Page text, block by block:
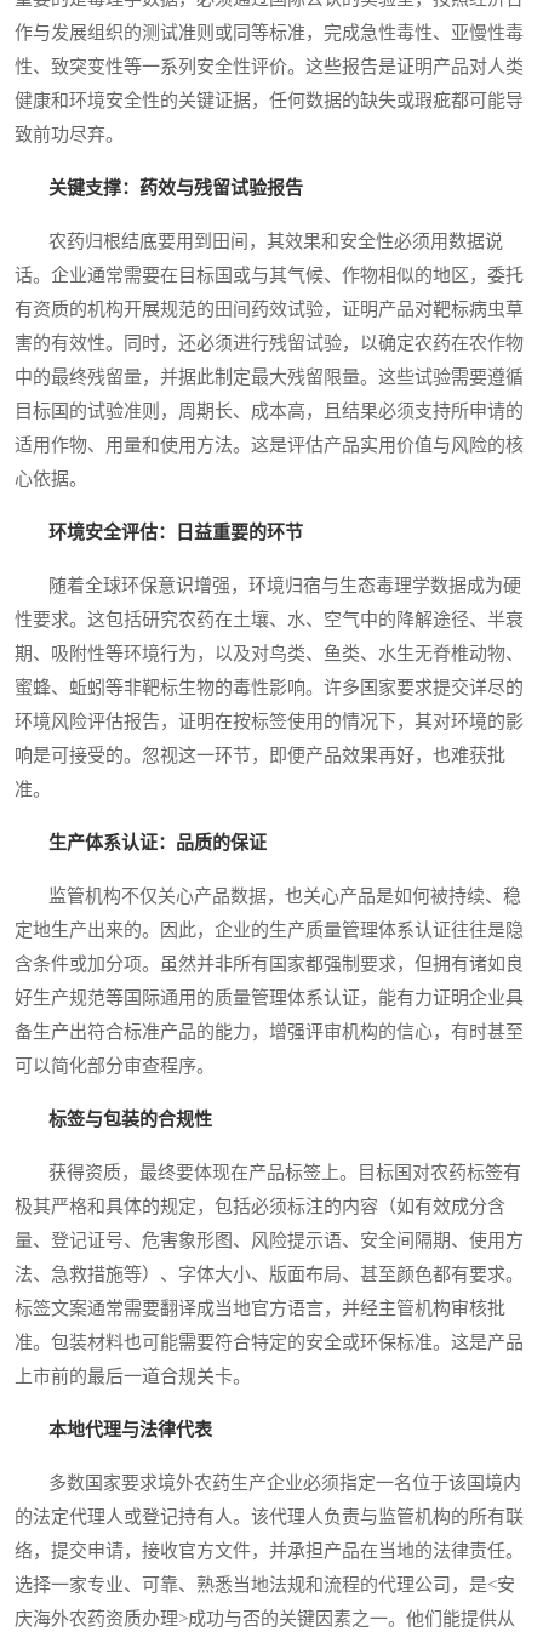
作与发展组织的测试准则或同等标准，完成急性毒性、亚慢性毒
性、致突变性等一系列安全性评价。这些报告是证明产品对人类
健康和环境安全性的关键证据，任何数据的缺失或瑕疵都可能导
致前功尽弃。
关键支撑：药效与残留试验报告
农药归根结底要用到田间，其效果和安全性必须用数据说
话。企业通常需要在目标国或与其气候、作物相似的地区，委托
有资质的机构开展规范的田间药效试验，证明产品对靶标病虫草
害的有效性。同时，还必须进行残留试验，以确定农药在农作物
中的最终残留量，并据此制定最大残留限量。这些试验需要遵循
目标国的试验准则，周期长、成本高，且结果必须支持所申请的
适用作物、用量和使用方法。这是评估产品实用价值与风险的核
心依据。
环境安全评估：日益重要的环节
随着全球环保意识增强，环境归宿与生态毒理学数据成为硬
性要求。这包括研究农药在土壤、水、空气中的降解途径、半衰
期、吸附性等环境行为，以及对鸟类、鱼类、水生无脊椎动物、
蜜蜂、蚯蚓等非靶标生物的毒性影响。许多国家要求提交详尽的
环境风险评估报告，证明在按标签使用的情况下，其对环境的影
响是可接受的。忽视这一环节，即便产品效果再好，也难获批
准。
生产体系认证：品质的保证
监管机构不仅关心产品数据，也关心产品是如何被持续、稳
定地生产出来的。因此，企业的生产质量管理体系认证往往是隐
含条件或加分项。虽然并非所有国家都强制要求，但拥有诸如良
好生产规范等国际通用的质量管理体系认证，能有力证明企业具
备生产出符合标准产品的能力，增强评审机构的信心，有时甚至
可以简化部分审查程序。
标签与包装的合规性
获得资质，最终要体现在产品标签上。目标国对农药标签有
极其严格和具体的规定，包括必须标注的内容（如有效成分含
量、登记证号、危害象形图、风险提示语、安全间隔期、使用方
法、急救措施等）、字体大小、版面布局、甚至颜色都有要求。
标签文案通常需要翻译成当地官方语言，并经主管机构审核批
准。包装材料也可能需要符合特定的安全或环保标准。这是产品
上市前的最后一道合规关卡。
本地代理与法律代表
多数国家要求境外农药生产企业必须指定一名位于该国境内
的法定代理人或登记持有人。该代理人负责与监管机构的所有联
络，提交申请，接收官方文件，并承担产品在当地的法律责任。
选择一家专业、可靠、熟悉当地法规和流程的代理公司，是<安
庆海外农药资质办理>成功与否的关键因素之一。他们能提供从